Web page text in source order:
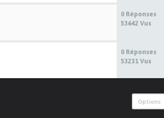
0 Réponses
53642 Vus
0 Réponses
53231 Vus
Options